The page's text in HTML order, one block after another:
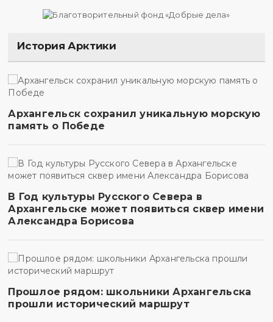
История Арктики
Архангельск сохранил уникальную морскую
память о Победе
В Год культуры Русского Севера в
Архангельске может появиться сквер имени
Александра Борисова
Прошлое рядом: школьники Архангельска
прошли исторический маршрут